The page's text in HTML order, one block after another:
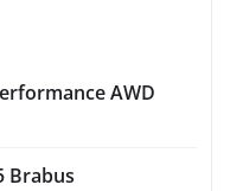
AWD
Brabus